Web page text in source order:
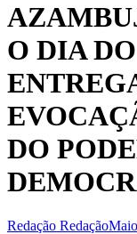
O DIA
DO
Redação Redação